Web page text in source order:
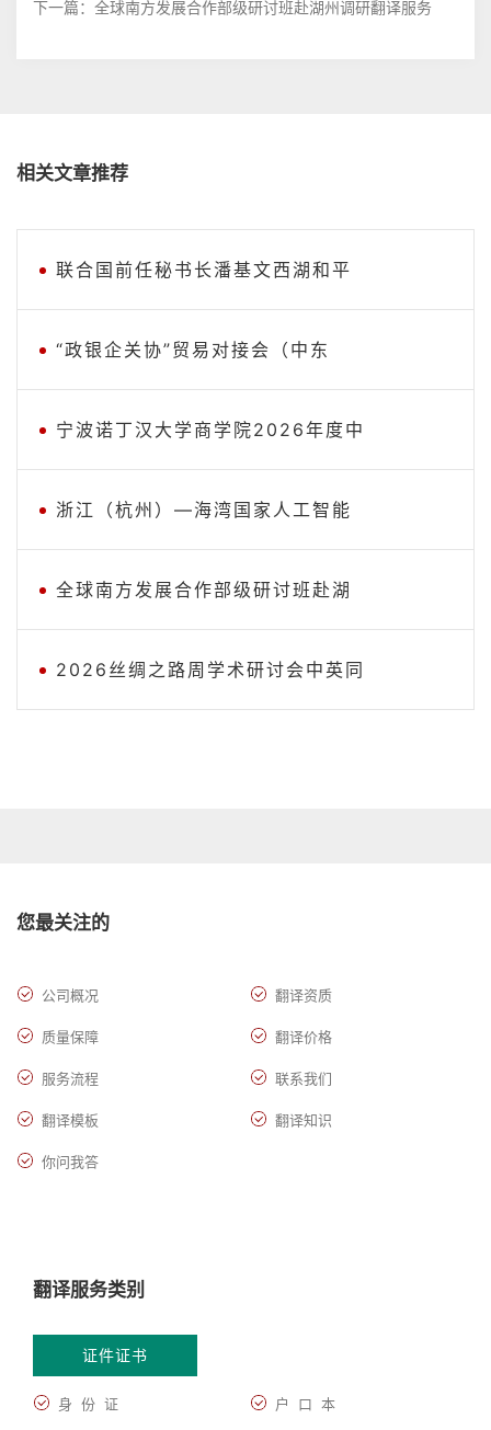
下一篇： 全球南方发展合作部级研讨班赴湖州调研翻译服务
相关文章推荐
联合国前任秘书长潘基文西湖和平
“政银企关协”贸易对接会（中东
宁波诺丁汉大学商学院2026年度中
浙江（杭州）—海湾国家人工智能
全球南方发展合作部级研讨班赴湖
2026丝绸之路周学术研讨会中英同
您最关注的
公司概况 翻译资质
质量保障 翻译价格
服务流程 联系我们
翻译模板 翻译知识
你问我答
翻译服务类别
证件证书
身 份 证 户 口 本